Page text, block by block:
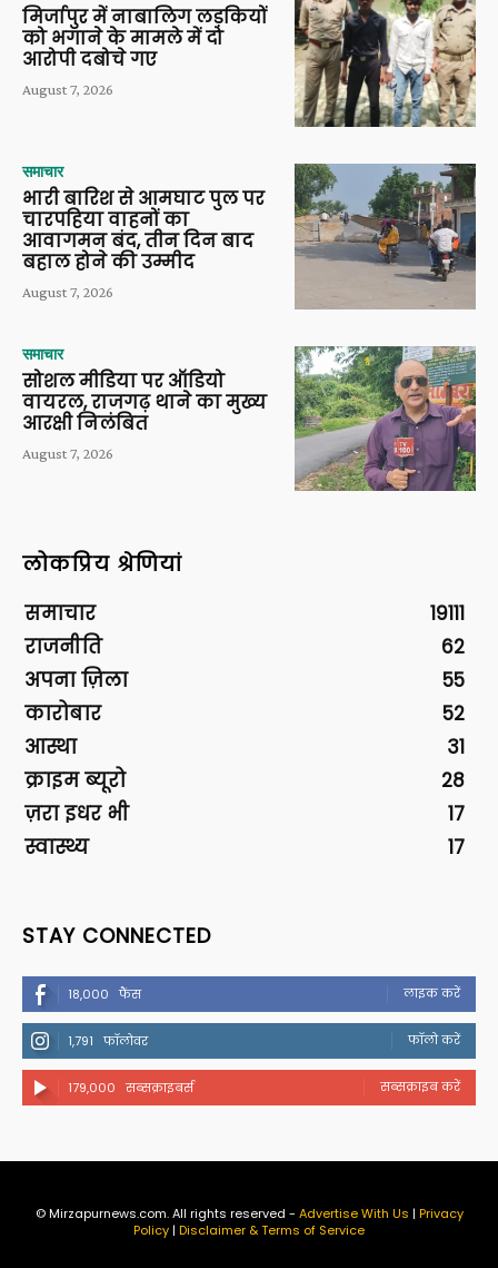
मिर्जापुर में नाबालिग लड़कियों
को भगाने के मामले में दो
आरोपी दबोचे गए
August 7, 2026
समाचार
भारी बारिश से आमघाट पुल पर
चारपहिया वाहनों का
आवागमन बंद, तीन दिन बाद
बहाल होने की उम्मीद
August 7, 2026
समाचार
सोशल मीडिया पर ऑडियो
वायरल, राजगढ़ थाने का मुख्य
आरक्षी निलंबित
August 7, 2026
लोकप्रिय श्रेणियां
समाचार
19111
राजनीति
62
अपना ज़िला
55
कारोबार
52
आस्था
31
क्राइम ब्यूरो
28
ज़रा इधर भी
17
स्वास्थ्य
17
STAY CONNECTED
18,000 फैंस लाइक करें
1,791 फॉलोवर फॉलो करें
179,000 सब्सक्राइबर्स सब्सक्राइब करें
© Mirzapurnews.com. All rights reserved - Advertise With Us | Privacy
Policy| Disclaimer & Terms of Service